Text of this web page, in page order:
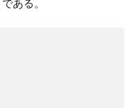
想
ある。